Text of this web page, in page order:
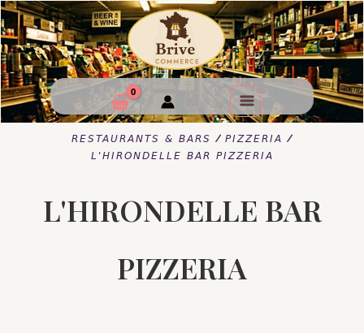
RESTAURANTS & BARS / PIZZERIA /
L'HIRONDELLE BAR PIZZERIA
L'HIRONDELLE BAR
PIZZERIA